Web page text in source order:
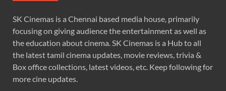
SK Cinemas is a Chennai based media house, primarily
focusing on giving audience the entertainment as well as
the education about cinema. SK Cinemas is a Hub to all
the latest tamil cinema updates, movie reviews, trivia &
Box office collections, latest videos, etc. Keep following for
more cine updates.